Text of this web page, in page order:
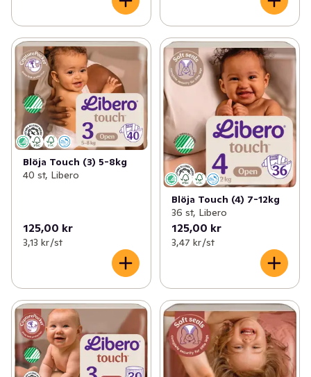
Blöja Touch (3) 5-8kg
40 st, Libero
125,00 kr
3,13 kr /st
Blöja Touch (4) 7-12kg
36 st, Libero
125,00 kr
3,47 kr /st